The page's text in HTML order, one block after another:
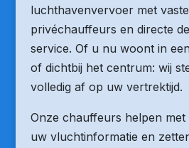
luchthavenvervoer met
privéchauffeurs en directe
service. Of u nu woont in
of dichtbij het centrum: wij
volledig af op uw vertrektijd.
Onze chauffeurs helpen met
uw vluchtinformatie en